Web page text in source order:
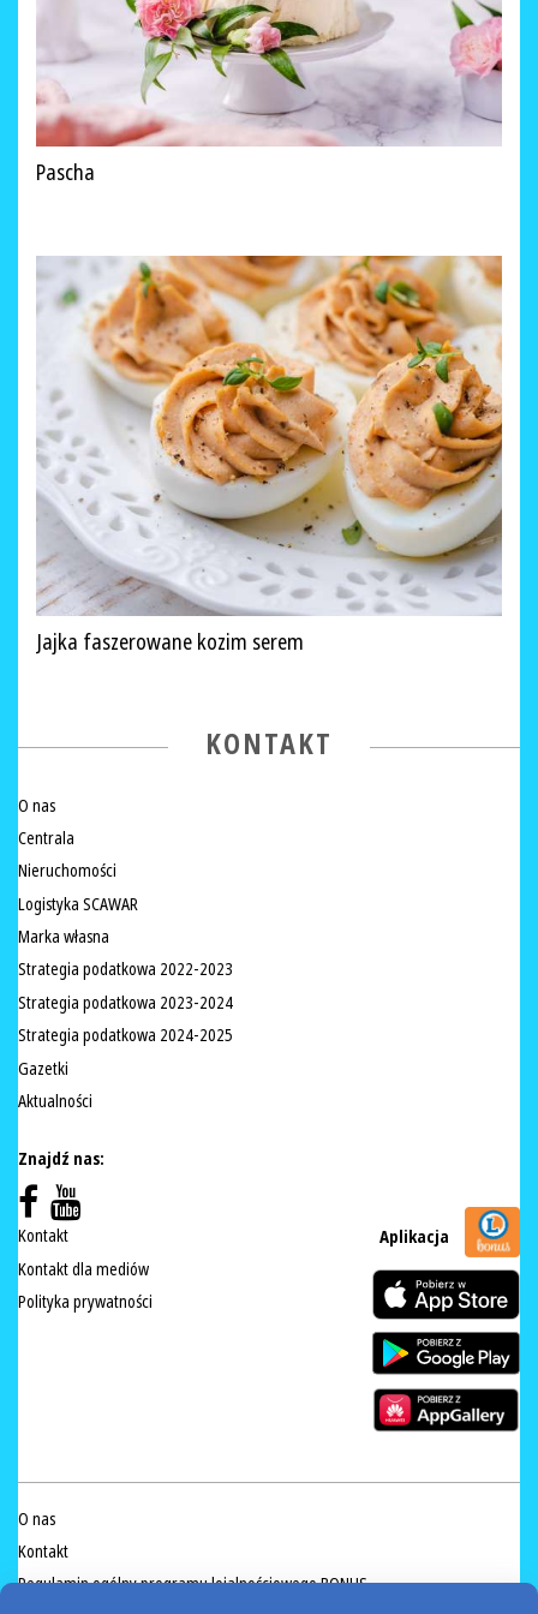
Pascha
Jajka faszerowane kozim serem
KONTAKT
O nas
Centrala
Nieruchomości
Logistyka SCAWAR
Marka własna
Strategia podatkowa 2022-2023
Strategia podatkowa 2023-2024
Strategia podatkowa 2024-2025
Gazetki
Aktualności
Znajdź nas:
Kontakt
Kontakt dla mediów
Polityka prywatności
Aplikacja
O nas
Kontakt
Regulamin ogólny programu lojalnościowego BONUS